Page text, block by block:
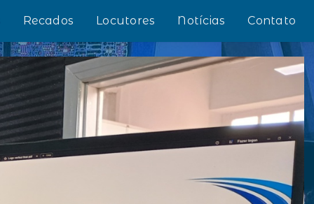
Recados Locutores Notícias Contato